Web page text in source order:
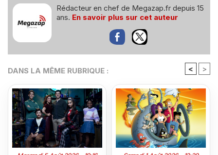
Rédacteur en chef de Megazap.fr depuis 15
ans. En savoir plus sur cet auteur
DANS LA MÊME RUBRIQUE : < >